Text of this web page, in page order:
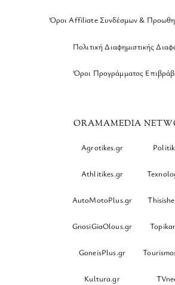
Όροι Affiliate Συνδέσμων &
Πολιτική Διαφημιστικής
Όροι Προγράμματος
ORAMAMEDIA
Agrotikes.gr
Athlitikes.gr
AutoMotoPlus.gr
GnosiGiaOlous.gr
GoneisPlus.gr
Kultura.gr